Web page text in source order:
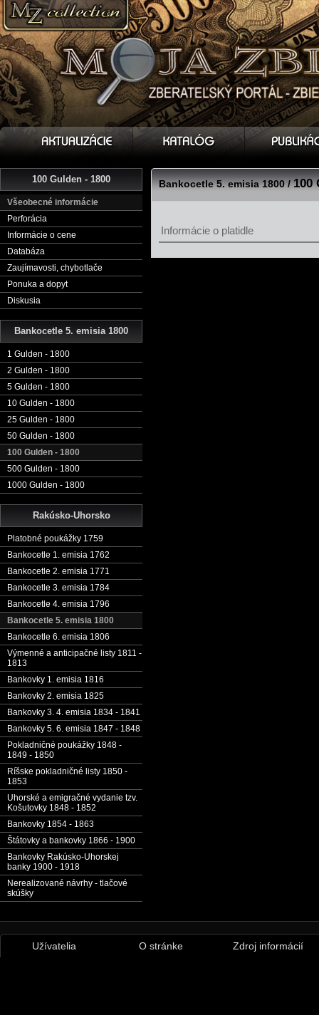
100 Gulden - 1800
Všeobecné informácie
Perforácia
Informácie o cene
Databáza
Zaujímavosti, chybotlače
Ponuka a dopyt
Diskusia
Bankocetle 5. emisia 1800
1 Gulden - 1800
2 Gulden - 1800
5 Gulden - 1800
10 Gulden - 1800
25 Gulden - 1800
50 Gulden - 1800
100 Gulden - 1800
500 Gulden - 1800
1000 Gulden - 1800
Rakúsko-Uhorsko
Platobné poukážky 1759
Bankocetle 1. emisia 1762
Bankocetle 2. emisia 1771
Bankocetle 3. emisia 1784
Bankocetle 4. emisia 1796
Bankocetle 5. emisia 1800
Bankocetle 6. emisia 1806
Výmenné a anticipačné listy 1811 -
1813
Bankovky 1. emisia 1816
Bankovky 2. emisia 1825
Bankovky 3. 4. emisia 1834 - 1841
Bankovky 5. 6. emisia 1847 - 1848
Pokladničné poukážky 1848 -
1849 - 1850
Ríšske pokladničné listy 1850 -
1853
Uhorské a emigračné vydanie tzv.
Košutovky 1848 - 1852
Bankovky 1854 - 1863
Štátovky a bankovky 1866 - 1900
Bankovky Rakúsko-Uhorskej
banky 1900 - 1918
Nerealizované návrhy - tlačové
skúšky
Bankocetle 5. emisia 1800 /100
Informácie o platidle
Užívatelia O stránke Zdroj informácií